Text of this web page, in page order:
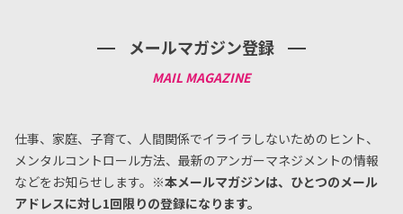
メールマガジン登録
仕事、家庭、子育て、人間関係でイライラしないためのヒント、
メンタルコントロール方法、 最新のアンガーマネジメントの情報
などをお知らせします。 ※本メールマガジンは、ひとつのメール
アドレスに対し1回限りの登録になります。